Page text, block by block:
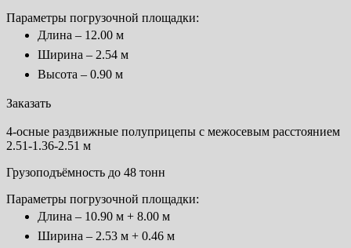
Параметры погрузочной площадки:
Длина – 12.00 м
Ширина – 2.54 м
Высота – 0.90 м
Заказать
4-осные раздвижные полуприцепы с межосевым расстоянием
2.51-1.36-2.51 м
Грузоподъёмность до 48 тонн
Параметры погрузочной площадки:
Длина – 10.90 м + 8.00 м
Ширина – 2.53 м + 0.46 м